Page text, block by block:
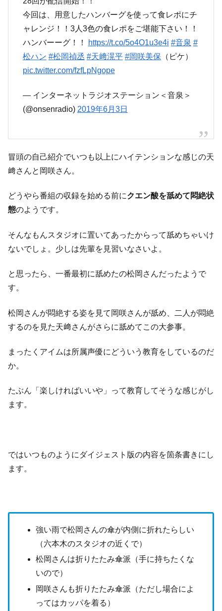
今回は、用意したハンバーグを使って食レポにチ
ャレンジ！！3人3色の食レポをご堪能下さい！！
ハンバーーグ！！
https://t.co/5o4O1u3e4i #音泉 #
松ハン #松岡禎丞 #天﨑滉平 #岡咲美保 （ピケ）
pic.twitter.com/fzfLpNgope
— インターネットラジオステーション＜音泉＞
(@onsenradio) 2019年6月3日
冒頭の自己紹介でいつも以上にハイテンションな感じの天
﨑さんと岡咲さん。
どうやら番組の収録を始める前にクエン酸を舐めて悶絶状
態のようです。
そんなもんスタジオに置いてあったからって舐めちゃいけ
ないでしょ。少しは先輩を見習いなさいよ。
と思ったら、一番最初に舐めたの松岡さんだったようで
す。
松岡さんが悶絶する姿を見て岡咲さんが舐め、二人が悶絶
するのを見た天﨑さんがさらに舐めてこの大参事。
まったくアイムは所属声優にどういう教育をしているのだ
か。
たぶん「楽しければいいや」って教育してそうな感じがし
ます。
ではいつものようにダイジェスト版の内容を箇条書きにし
ます。
強い雨で松岡さんの傘が内側に折れたらしい
（六本木のスタジオの近くで）
松岡さんは折りたたみ傘派（手に持ちたくな
いので）
岡咲さんも折りたたみ傘派（ただし場合によ
ってはカッパを着る）